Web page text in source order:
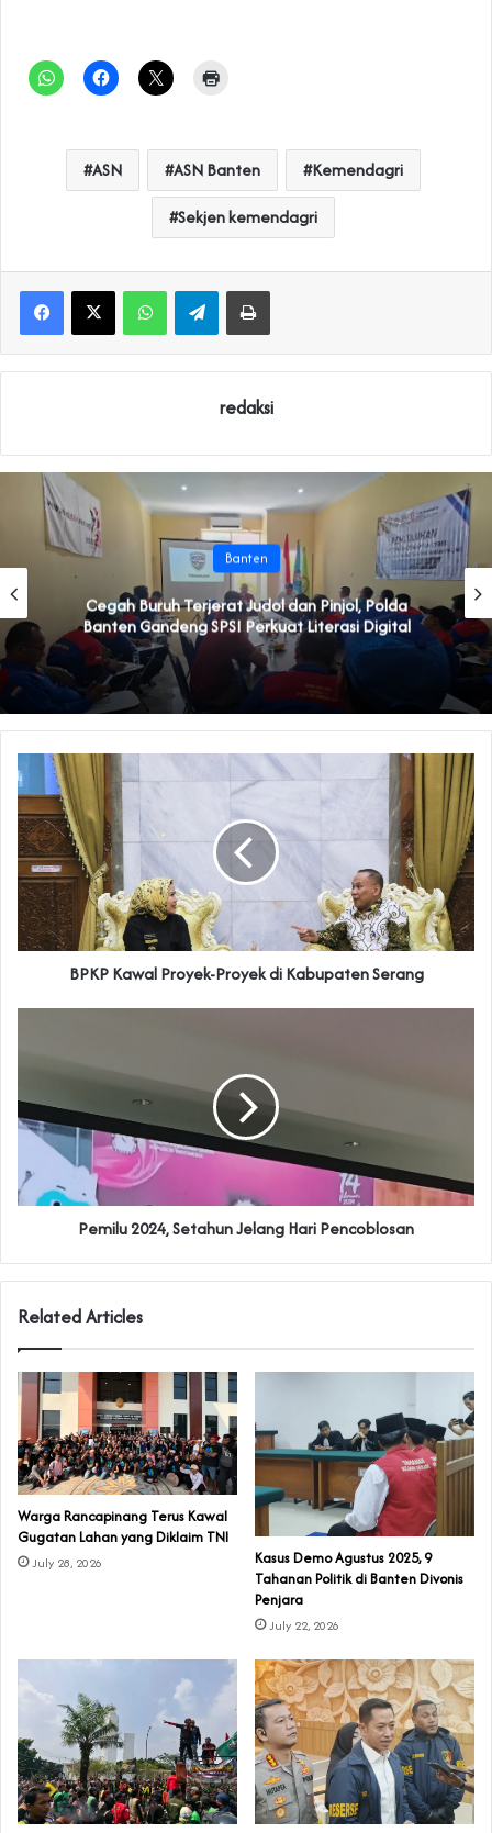
ASN ASN Banten Kemendagri
Sekjen kemendagri
WhatsAppTelegramPrint
redaksi
Banten
Cegah Buruh Terjerat Judol dan Pinjol, Polda
Banten Gandeng SPSI Perkuat Literasi Digital
BPKP Kawal Proyek-Proyek di Kabupaten Serang
Pemilu 2024, Setahun Jelang Hari Pencoblosan
Related Articles
‎Warga Rancapinang Terus Kawal
Gugatan Lahan yang Diklaim TNI‎‎
July 28, 2026
‎Kasus Demo Agustus 2025, 9
Tahanan Politik di Banten Divonis
Penjara
July 22, 2026